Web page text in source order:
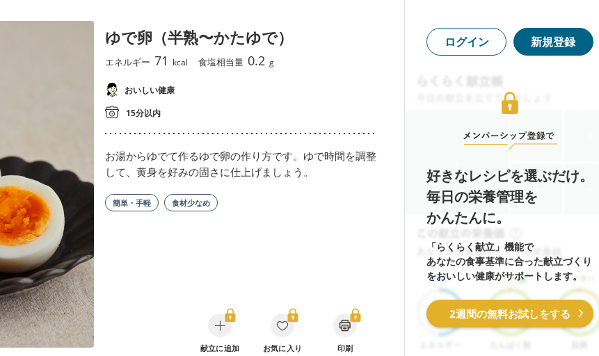
ゆで卵（半熟〜かたゆで）
エネルギー 71 kcal 食塩相当量 0.2 g
おいしい健康
15分以内
お湯からゆでて作るゆで卵の作り方です。ゆで時間を調整
して、黄身を好みの固さに仕上げましょう。
簡単・手軽 食材少なめ
献立に追加 お気に入り 印刷
ログイン 新規登録
好きなレシピを選ぶだけ。
毎日の栄養管理を
かんたんに。
「らくらく献立」機能で
あなたの食事基準に合った献立づくり
をおいしい健康がサポートします。
2週間の無料お試しをする